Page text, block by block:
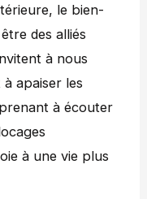
le bien-
des alliés
à nous
apaiser les
à écouter
à une vie plus